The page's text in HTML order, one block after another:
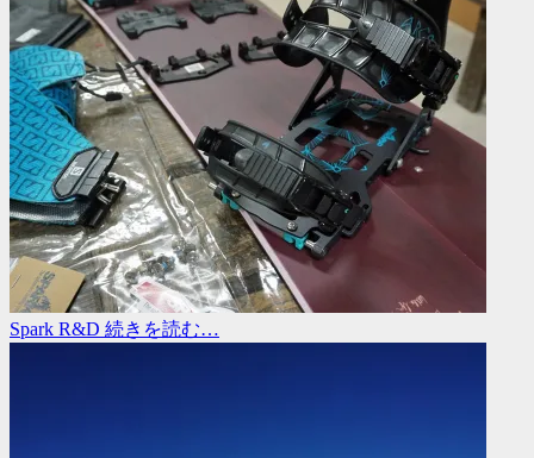
Spark R&D 続きを読む…